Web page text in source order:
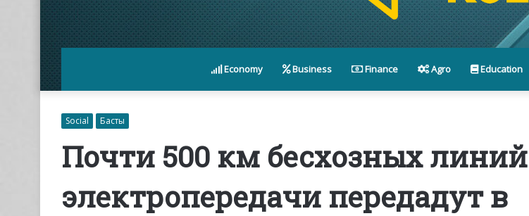
Economy Business Finance Agro Education
Social Басты
Почти 500 км бесхозных линий
электропередачи передадут в